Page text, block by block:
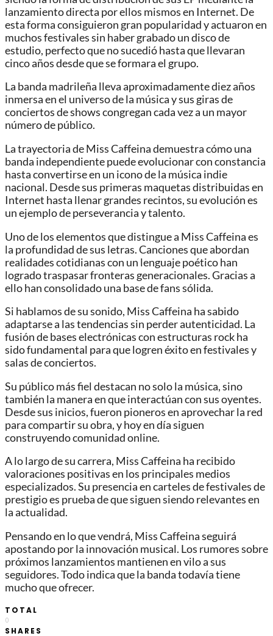
lanzamiento directa por ellos mismos en Internet. De
esta forma consiguieron gran popularidad y actuaron en
muchos festivales sin haber grabado un disco de
estudio, perfecto que no sucedió hasta que llevaran
cinco años desde que se formara el grupo.
La banda madrileña lleva aproximadamente diez años
inmersa en el universo de la música y sus giras de
conciertos de shows congregan cada vez a un mayor
número de público.
La trayectoria de Miss Caffeina demuestra cómo una
banda independiente puede evolucionar con constancia
hasta convertirse en un icono de la música indie
nacional. Desde sus primeras maquetas distribuidas en
Internet hasta llenar grandes recintos, su evolución es
un ejemplo de perseverancia y talento.
Uno de los elementos que distingue a Miss Caffeina es
la profundidad de sus letras. Canciones que abordan
realidades cotidianas con un lenguaje poético han
logrado traspasar fronteras generacionales. Gracias a
ello han consolidado una base de fans sólida.
Si hablamos de su sonido, Miss Caffeina ha sabido
adaptarse a las tendencias sin perder autenticidad. La
fusión de bases electrónicas con estructuras rock ha
sido fundamental para que logren éxito en festivales y
salas de conciertos.
Su público más fiel destacan no solo la música, sino
también la manera en que interactúan con sus oyentes.
Desde sus inicios, fueron pioneros en aprovechar la red
para compartir su obra, y hoy en día siguen
construyendo comunidad online.
A lo largo de su carrera, Miss Caffeina ha recibido
valoraciones positivas en los principales medios
especializados. Su presencia en carteles de festivales de
prestigio es prueba de que siguen siendo relevantes en
la actualidad.
Pensando en lo que vendrá, Miss Caffeina seguirá
apostando por la innovación musical. Los rumores sobre
próximos lanzamientos mantienen en vilo a sus
seguidores. Todo indica que la banda todavía tiene
mucho que ofrecer.
TOTAL
0
SHARES